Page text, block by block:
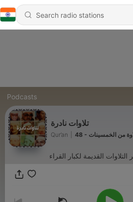
Podcasts
تلاوات نادرة
Qur’an من الخمسينات
القديمة لكبار القراء